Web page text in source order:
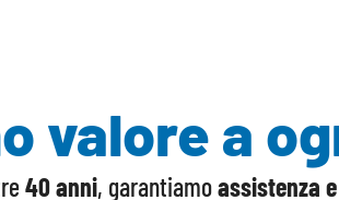
valore a
40 anni, garantiamoassistenza